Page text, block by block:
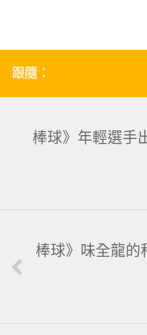
跟隨：
棒球》年輕選手
棒球》味全龍的